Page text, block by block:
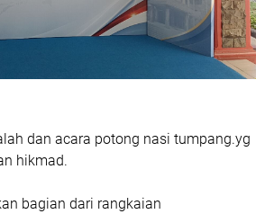
dan acara potong nasi tumpang.yg
hikmad.
bagian dari rangkaian